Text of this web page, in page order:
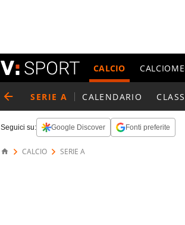
CALCIO
SERIE A CALENDARIO
Seguici su: Google Discover Fonti preferite
CALCIO SERIE A